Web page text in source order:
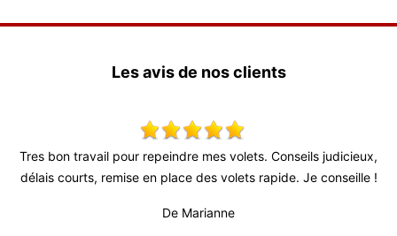
Les avis de nos clients
Tres bon travail pour repeindre mes volets. Conseils judicieux,
délais courts, remise en place des volets rapide. Je conseille !
De Marianne